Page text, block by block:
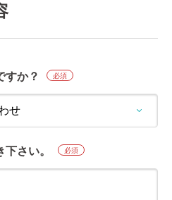
すか？ 必須
さい。 必須